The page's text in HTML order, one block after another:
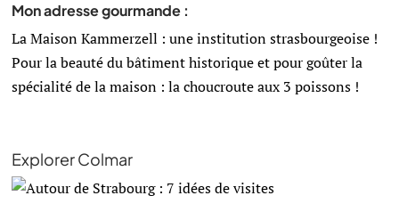
Mon adresse gourmande :
La Maison Kammerzell : une institution strasbourgeoise !
Pour la beauté du bâtiment historique et pour goûter la
spécialité de la maison : la choucroute aux 3 poissons !
Explorer Colmar